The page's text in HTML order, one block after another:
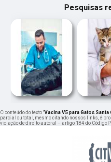
Pesquisas
O conteúdo do texto "Vacina V5 para Gatos Santa
parcial ou total, mesmo citando nossos links, é
violação de direito autoral – artigo 184 do Código